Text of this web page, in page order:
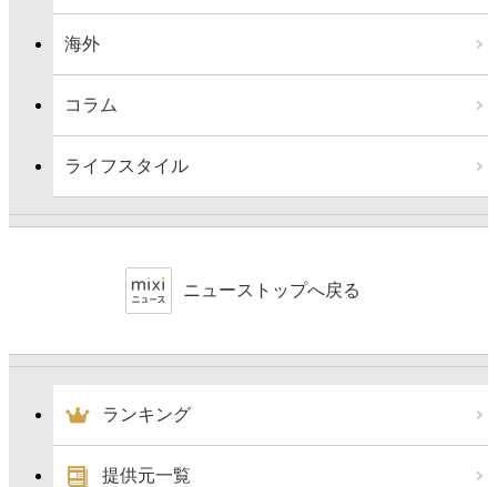
海外
コラム
ライフスタイル
ニューストップへ戻る
ランキング
提供元一覧